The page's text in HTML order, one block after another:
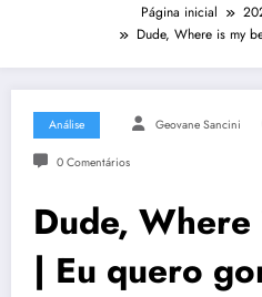
Página inicial
Dude, Where is my
Análise Geovane Sancini
0 Comentários
Dude,
| Eu quero